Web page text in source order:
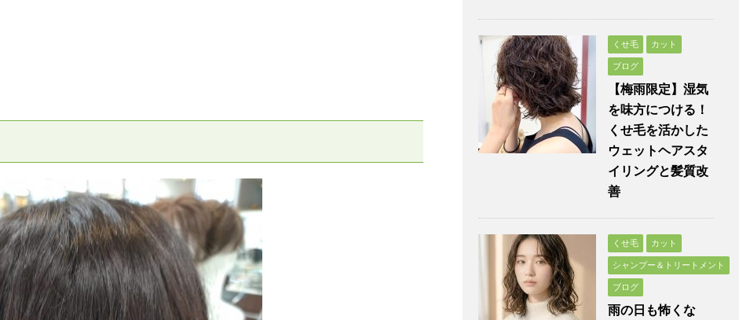
くせ毛 カット
ブログ
【梅雨限定】湿気
を味方につける！
くせ毛を活かした
ウェットヘアスタ
イリングと髪質改
善
くせ毛 カット
シャンプー＆トリートメント
ブログ
雨の日も怖くな